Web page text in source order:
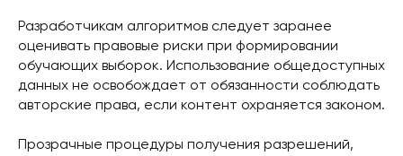
Разработчикам алгоритмов следует заранее
оценивать правовые риски при формировании
обучающих выборок. Использование общедоступных
данных не освобождает от обязанности соблюдать
авторские права, если контент охраняется законом.
Прозрачные процедуры получения разрешений,